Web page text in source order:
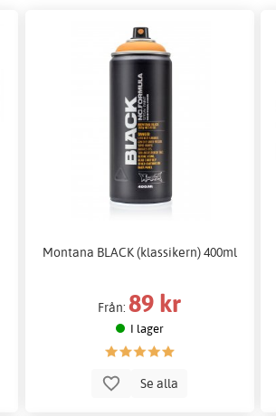
Montana BLACK (klassikern) 400ml
Från:89 kr
I lager
Se alla